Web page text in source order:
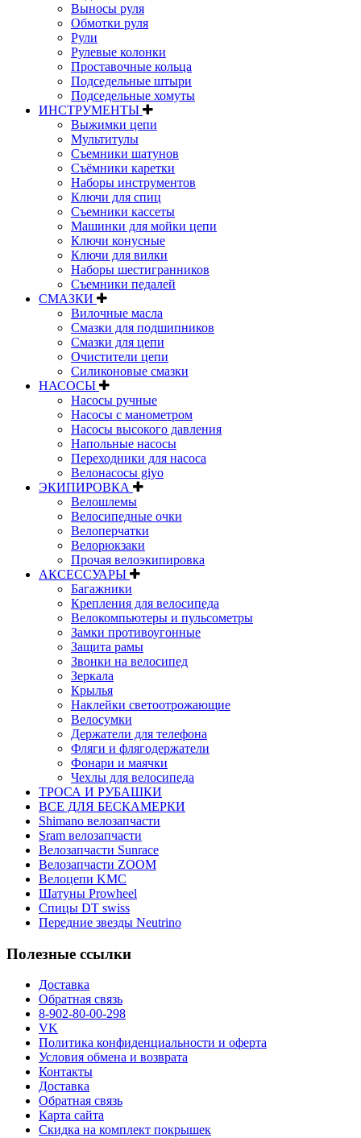
Выносы руля
Обмотки руля
Рули
Рулевые колонки
Проставочные кольца
Подседельные штыри
Подседельные хомуты
ИНСТРУМЕНТЫ
Выжимки цепи
Мультитулы
Съемники шатунов
Съёмники каретки
Наборы инструментов
Ключи для спиц
Съемники кассеты
Машинки для мойки цепи
Ключи конусные
Ключи для вилки
Наборы шестигранников
Съемники педалей
СМАЗКИ
Вилочные масла
Смазки для подшипников
Смазки для цепи
Очистители цепи
Силиконовые смазки
НАСОСЫ
Насосы ручные
Насосы с манометром
Насосы высокого давления
Напольные насосы
Переходники для насоса
Велонасосы giyo
ЭКИПИРОВКА
Велошлемы
Велосипедные очки
Велоперчатки
Велорюкзаки
Прочая велоэкипировка
АКСЕССУАРЫ
Багажники
Крепления для велосипеда
Велокомпьютеры и пульсометры
Замки противоугонные
Защита рамы
Звонки на велосипед
Зеркала
Крылья
Наклейки светоотрожающие
Велосумки
Держатели для телефона
Фляги и флягодержатели
Фонари и маячки
Чехлы для велосипеда
ТРОСА И РУБАШКИ
ВСЕ ДЛЯ БЕСКАМЕРКИ
Shimano велозапчасти
Sram велозапчасти
Велозапчасти Sunrace
Велозапчасти ZOOM
Велоцепи KMC
Шатуны Prowheel
Спицы DT swiss
Передние звезды Neutrino
Полезные ссылки
Доставка
Обратная связь
8-902-80-00-298
VK
Политика конфиденциальности и оферта
Условия обмена и возврата
Контакты
Доставка
Обратная связь
Карта сайта
Скидка на комплект покрышек